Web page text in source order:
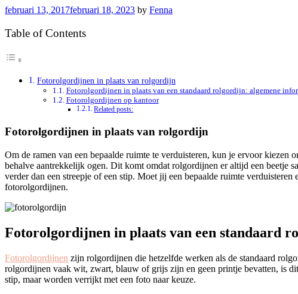
februari 13, 2017februari 18, 2023 by Fenna
Table of Contents
Fotorolgordijnen in plaats van rolgordijn
Fotorolgordijnen in plaats van een standaard rolgordijn: algemene
Fotorolgordijnen op kantoor
Related posts:
Fotorolgordijnen in plaats van rolgordijn
Om de ramen van een bepaalde ruimte te verduisteren, kun je ervoor
behalve aantrekkelijk ogen. Dit komt omdat rolgordijnen er altijd een beetje
verder dan een streepje of een stip. Moet jij een bepaalde ruimte
fotorolgordijnen.
Fotorolgordijnen in plaats van een standaard
Fotorolgordijnen zijn rolgordijnen die hetzelfde werken als de standaard
rolgordijnen vaak wit, zwart, blauw of grijs zijn en geen printje bevatten, is
stip, maar worden verrijkt met een foto naar keuze.